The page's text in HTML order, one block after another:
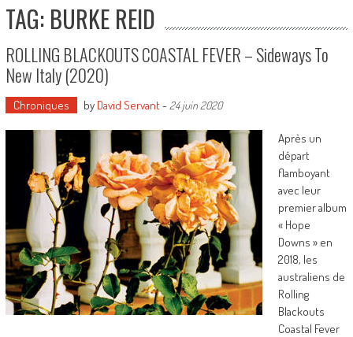
TAG: BURKE REID
ROLLING BLACKOUTS COASTAL FEVER – Sideways To
New Italy (2020)
Chroniques by David Servant- 24 juin 2020
Après un
départ
flamboyant
avec leur
premier album
« Hope
Downs » en
2018, les
australiens de
Rolling
Blackouts
Coastal Fever